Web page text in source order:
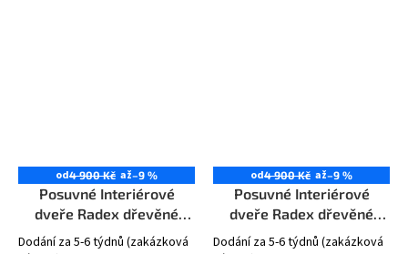
od4 900 Kč až–9 %
Posuvné Interiérové
dveře Radex dřevěné
TRYPLET Plné
Dodání za 5-6 týdnů (zakázková
od4 900 Kč až–9 %
Posuvné Interiérové
dveře Radex dřevěné
TURYN 4S
Dodání za 5-6 týdnů (zakázková